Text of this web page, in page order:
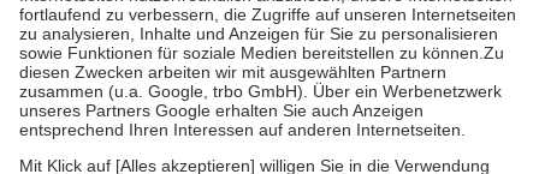
Prozent des Abgabepreises,mindestens jedochfünf Euround
höchstens zehn Euro.Es sind jedoch nie mehr als die tatsächlichen
Kosten der Leistung zu entrichten.
Diese Regeln gelten grundsätzlich auch für Online-Apotheken.
Bei Heilmitteln und häuslicher Krankenpflege beträgt die
Zuzahlung zehn Prozent der Kosten sowie zehn Euro je
Verordnung.